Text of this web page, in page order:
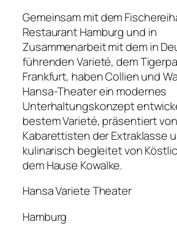
Gemeinsam mit dem
Restaurant Hamburg und in
Zusammenarbeit mit dem in
führenden Varieté, dem
Frankfurt, haben Collien und
Hansa-Theater ein modernes
Unterhaltungskonzept
bestem Varieté, präsentiert von
Kabarettisten der Extraklasse
kulinarisch begleitet von
dem Hause Kowalke.
Hansa Variete Theater
Hamburg